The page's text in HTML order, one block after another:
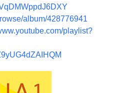
album/428776941
playlist?